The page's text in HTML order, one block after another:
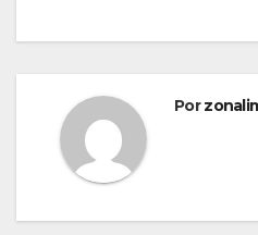
Por